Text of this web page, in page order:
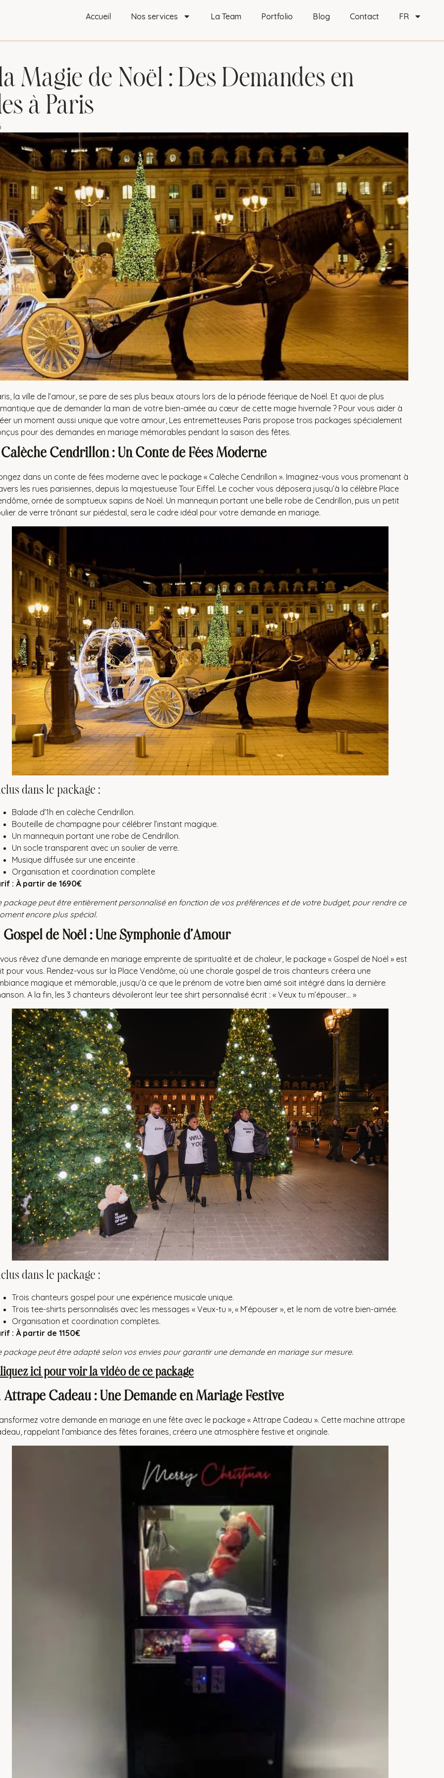
Accueil Nos services La Team Portfolio Blog Contact FR
Magie de Noël : Des Demandes en
à Paris
la ville de l’amour, se pare de ses plus beaux atours lors de la période féerique de Noël. Et quoi de plus
que de demander la main de votre bien-aimée au cœur de cette magie hivernale ? Pour vous aider à
un moment aussi unique que votre amour, Les entremetteuses Paris propose trois packages spécialement
pour des demandes en mariage mémorables pendant la saison des fêtes.
Calèche Cendrillon : Un Conte de Fées Moderne
dans un conte de fées moderne avec le package « Calèche Cendrillon ». Imaginez-vous vous promenant à
les rues parisiennes, depuis la majestueuse Tour Eiffel. Le cocher vous déposera jusqu’à la célèbre Place
ornée de somptueux sapins de Noël. Un mannequin portant une belle robe de Cendrillon, puis un petit
de verre trônant sur piédestal, sera le cadre idéal pour votre demande en mariage.
dans le package :
Balade d’1h en calèche Cendrillon.
Bouteille de champagne pour célébrer l’instant magique.
Un mannequin portant une robe de Cendrillon.
Un socle transparent avec un soulier de verre.
Musique diffusée sur une enceinte .
Organisation et coordination complète
: À partir de 1690€
package peut être entièrement personnalisé en fonction de vos préférences et de votre budget, pour rendre ce
encore plus spécial.
Gospel de Noël : Une Symphonie d’Amour
rêvez d’une demande en mariage empreinte de spiritualité et de chaleur, le package « Gospel de Noël » est
pour vous. Rendez-vous sur la Place Vendôme, où une chorale gospel de trois chanteurs créera une
magique et mémorable, jusqu’à ce que le prénom de votre bien aimé soit intégré dans la dernière
A la fin, les 3 chanteurs dévoileront leur tee shirt personnalisé écrit : « Veux tu m’épouser… »
dans le package :
Trois chanteurs gospel pour une expérience musicale unique.
Trois tee-shirts personnalisés avec les messages « Veux-tu », « M’épouser », et le nom de votre bien-aimée.
Organisation et coordination complètes.
: À partir de 1150€
package peut être adapté selon vos envies pour garantir une demande en mariage sur mesure.
ici pour voir la vidéo de ce package
Attrape Cadeau : Une Demande en Mariage Festive
votre demande en mariage en une fête avec le package « Attrape Cadeau ». Cette machine attrape
rappelant l’ambiance des fêtes foraines, créera une atmosphère festive et originale.